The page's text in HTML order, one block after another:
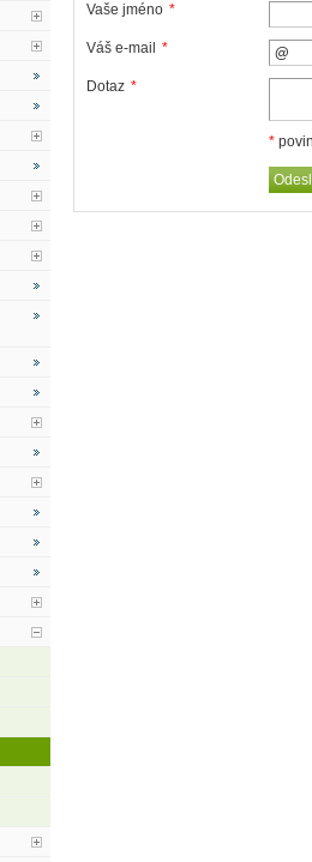
Vaše jméno *
Váš e-mail *
Dotaz *
*